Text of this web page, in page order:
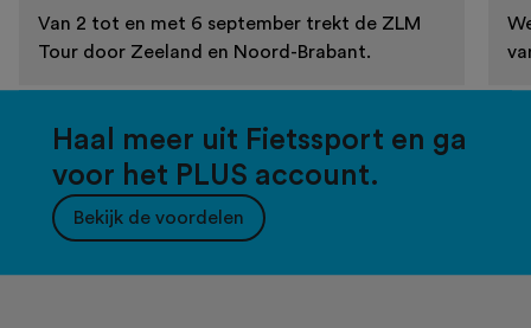
Van 2 tot en met 6 september trekt de ZLM
Tour door Zeeland en Noord-Brabant.
Haal meer uit Fietssport en ga
voor het PLUS account.
Bekijk de voordelen